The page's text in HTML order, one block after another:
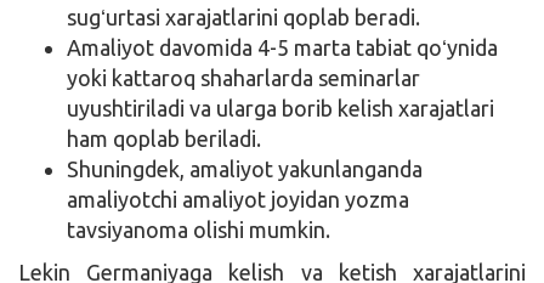
sugʻurtasi xarajatlarini qoplab beradi.
Amaliyot davomida 4-5 marta tabiat qoʻynida
yoki kattaroq shaharlarda seminarlar
uyushtiriladi va ularga borib kelish xarajatlari
ham qoplab beriladi.
Shuningdek, amaliyot yakunlanganda
amaliyotchi amaliyot joyidan yozma
tavsiyanoma olishi mumkin.
Lekin Germaniyaga kelish va ketish xarajatlarini